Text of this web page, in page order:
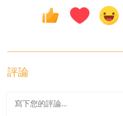
評論